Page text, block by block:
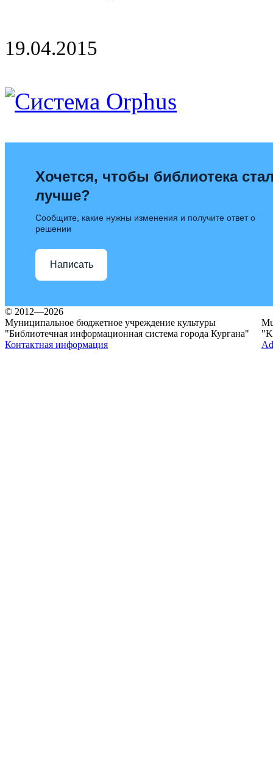
19.04.2015
Хочется, чтобы библиотека
лучше?
Сообщите, какие нужны изменения и получите ответ о
решении
Написать
© 2012—2026
Муниципальное бюджетное учреждение культуры
"Библиотечная информационная система города Кургана"
Контактная информация